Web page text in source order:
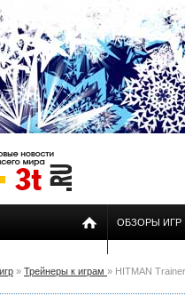
ОБЗОРЫ ИГР
» Трейнеры к играм » HITMAN